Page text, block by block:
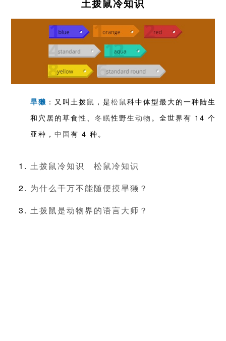
土拨鼠冷知识
旱獭 ：又叫土拨鼠，是松鼠科中体型最大的一种陆生
和穴居的草食性、 冬眠性野生动物 。全世界有 14 个
亚种， 中国有 4 种。
土拨鼠冷知识
松鼠冷知识
为什么干万不能随便摸旱獭？
土拨鼠是动物界的语言大师？